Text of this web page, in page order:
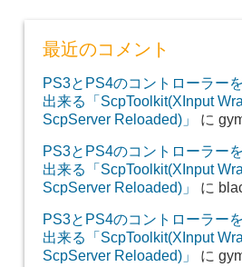
最近のコメント
PS3とPS4のコントローラー
出来る「ScpToolkit(XInput
ScpServer Reloaded)」
に
PS3とPS4のコントローラー
出来る「ScpToolkit(XInput
ScpServer Reloaded)」
に
PS3とPS4のコントローラー
出来る「ScpToolkit(XInput
ScpServer Reloaded)」
に